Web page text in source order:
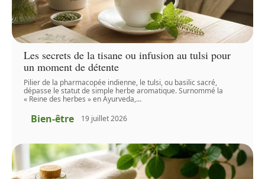
Les secrets de la tisane ou infusion au tulsi pour
un moment de détente
Pilier de la pharmacopée indienne, le tulsi, ou basilic sacré,
dépasse le statut de simple herbe aromatique. Surnommé la
« Reine des herbes » en Ayurveda,…
Bien-être 19 juillet 2026